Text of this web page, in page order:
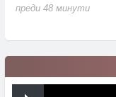
преди 48 минути